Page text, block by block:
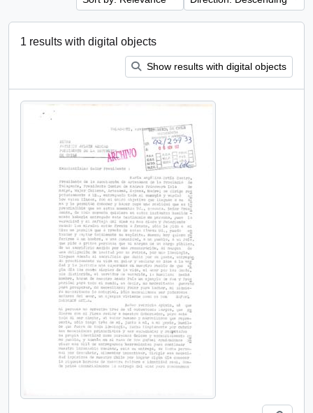
1 results with digital objects
Show results with digital objects